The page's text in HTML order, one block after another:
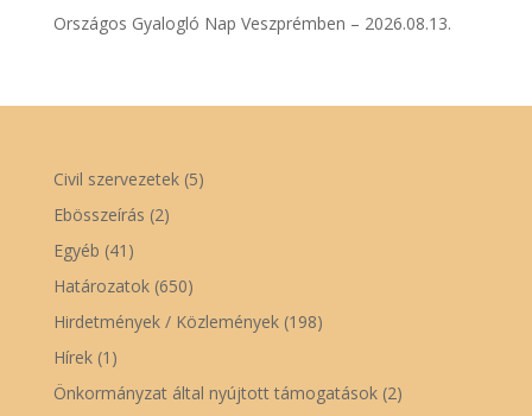
Országos Gyalogló Nap Veszprémben – 2026.08.13.
Civil szervezetek(5)
Ebösszeírás (2)
Egyéb (41)
Határozatok(650)
Hirdetmények / Közlemények(198)
Hírek(1)
Önkormányzat által nyújtott támogatások(2)